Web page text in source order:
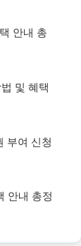
안내 총
및 혜택
부여 신청
안내 총정